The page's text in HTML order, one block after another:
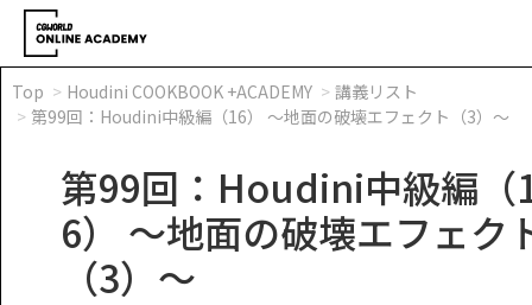
Top Houdini COOKBOOK +ACADEMY
講義リスト
第99回：Houdini中級編（16） ～地面の破壊エフェクト（3）～
第99回：Houdini中級編（
6） ～地面の破壊エフェク
（3）～